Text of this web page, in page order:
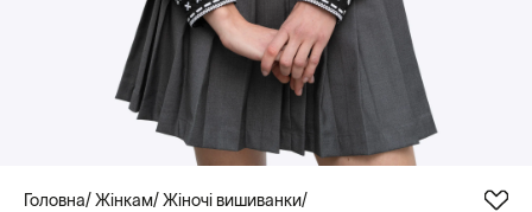
Головна Жінкам Жіночі вишиванки